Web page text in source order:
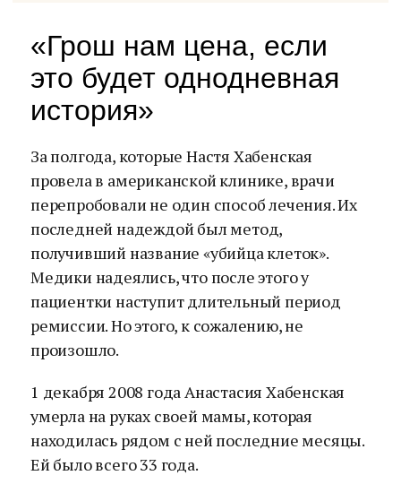
«Грош нам цена, если
это будет однодневная
история»
За полгода, которые Настя Хабенская
провела в американской клинике, врачи
перепробовали не один способ лечения. Их
последней надеждой был метод,
получивший название «убийца клеток».
Медики надеялись, что после этого у
пациентки наступит длительный период
ремиссии. Но этого, к сожалению, не
произошло.
1 декабря 2008 года Анастасия Хабенская
умерла на руках своей мамы, которая
находилась рядом с ней последние месяцы.
Ей было всего 33 года.